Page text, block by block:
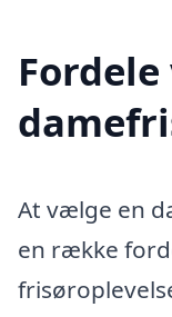
At vælge en
en række